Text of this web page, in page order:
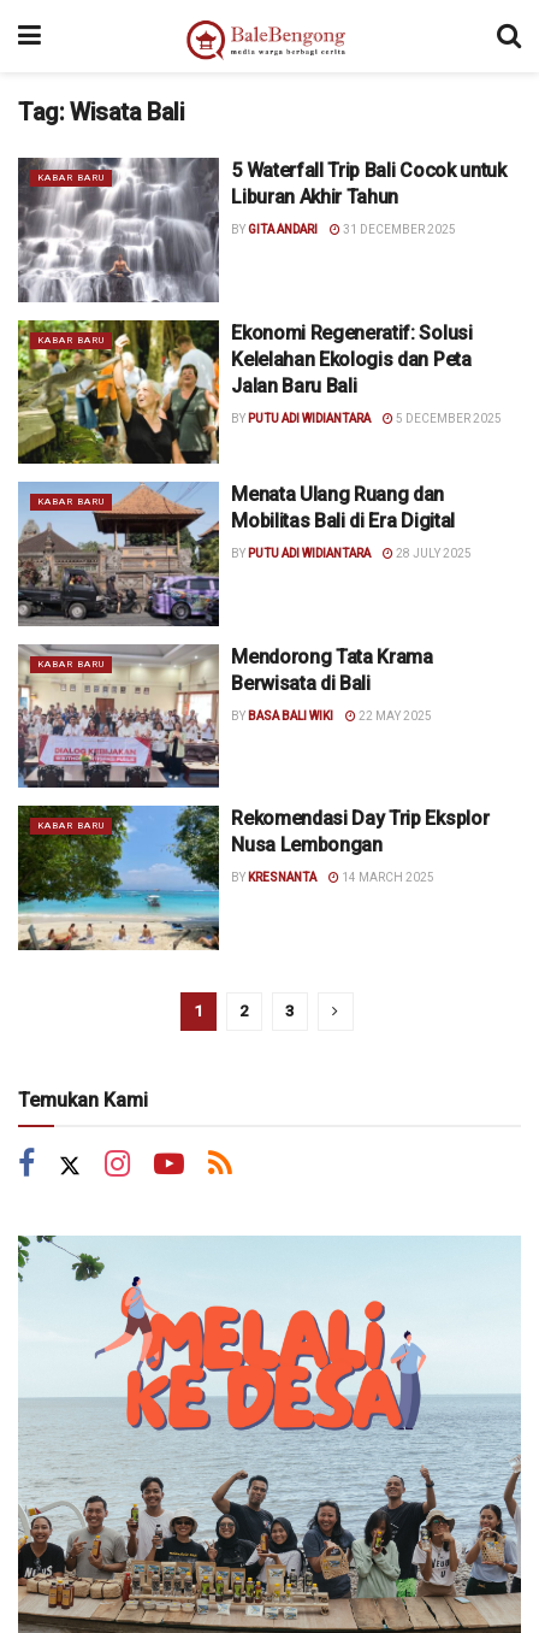
Tag:Wisata Bali
KABAR BARU
5 Waterfall Trip Bali Cocok untuk
Liburan Akhir Tahun
BYGITA ANDARI 31 DECEMBER 2025
KABAR BARU
Ekonomi Regeneratif: Solusi
Kelelahan Ekologis dan Peta
Jalan Baru Bali
BY PUTU ADI WIDIANTARA 5 DECEMBER 2025
KABAR BARU
Menata Ulang Ruang dan
Mobilitas Bali di Era Digital
BY PUTU ADI WIDIANTARA 28 JULY 2025
KABAR BARU
Mendorong Tata Krama
Berwisata di Bali
BY BASA BALI WIKI 22 MAY 2025
KABAR BARU
Rekomendasi Day Trip Eksplor
Nusa Lembongan
BY KRESNANTA 14 MARCH 2025
1 2 3
Temukan Kami